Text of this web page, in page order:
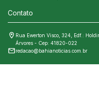
Contato
Rua Ewerton Visco, 324, Edf.:
Árvores - Cep: 41820-022
redacao@bahianoticias.com.br